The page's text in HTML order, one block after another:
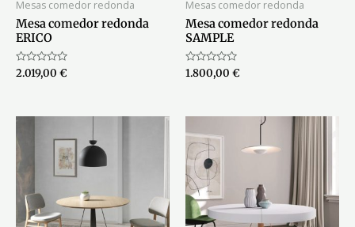
Mesas comedor redonda
Mesa comedor redonda
ERICO
Valorado
con
2.019,00 €
Mesas comedor redonda
Mesa comedor redonda
SAMPLE
Valorado
con
1.800,00 €